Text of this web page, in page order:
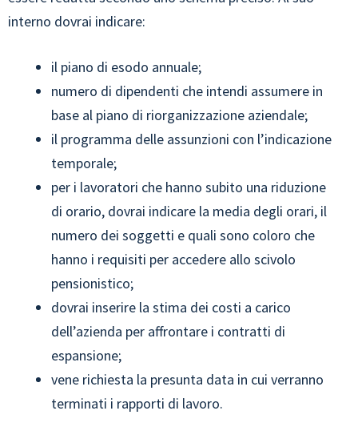
interno dovrai indicare:
il piano di esodo annuale;
numero di dipendenti che intendi assumere in
base al piano di riorganizzazione aziendale;
il programma delle assunzioni con l’indicazione
temporale;
per i lavoratori che hanno subito una riduzione
di orario, dovrai indicare la media degli orari, il
numero dei soggetti e quali sono coloro che
hanno i requisiti per accedere allo scivolo
pensionistico;
dovrai inserire la stima dei costi a carico
dell’azienda per affrontare i contratti di
espansione;
vene richiesta la presunta data in cui verranno
terminati i rapporti di lavoro.